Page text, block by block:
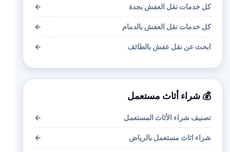
كل خدمات نقل العفش بجدة ←
كل خدمات نقل العفش بالدمام ←
ابحث عن نقل عفش بالطائف ←
💰 شراء أثاث مستعمل
تصنيف شراء الأثاث المستعمل ←
شراء اثاث مستعمل بالرياض ←